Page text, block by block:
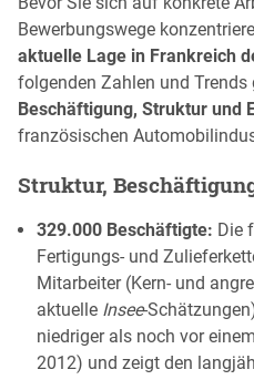
Bewerbungswege
aktuelle Lage in Frankreich
folgenden Zahlen und Trends
Beschäftigung, Struktur und
französischen
Struktur,
329.000 Beschäftigte: Die
Fertigungs- und
Mitarbeiter (Kern- und
aktuelle Insee-
niedriger als noch vor
2012) und zeigt den